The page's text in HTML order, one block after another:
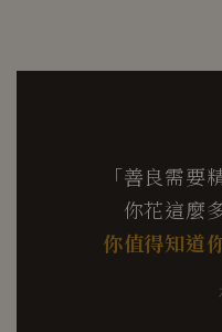
「善良需要
你花這麼
你值得知道